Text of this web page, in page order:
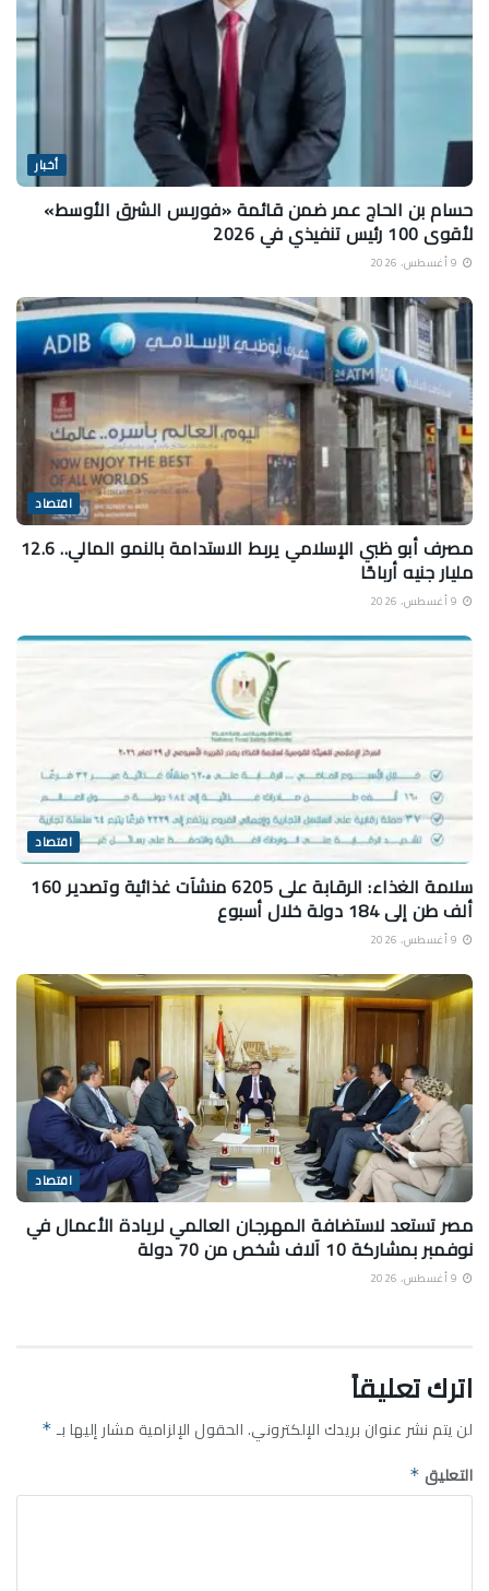
أخبار
حسام بن الحاج عمر ضمن قائمة «فوربس الشرق الأوسط»
لأقوى 100 رئيس تنفيذي في 2026
اقتصاد
مصرف أبو ظبي الإسلامي يربط الاستدامة بالنمو المالي.. 12.6
مليار جنيه أرباحًا
اقتصاد
سلامة الغذاء: الرقابة على 6205 منشآت غذائية وتصدير 160
ألف طن إلى 184 دولة خلال أسبوع
اقتصاد
مصر تستعد لاستضافة المهرجان العالمي لريادة الأعمال في
نوفمبر بمشاركة 10 آلاف شخص من 70 دولة
اترك تعليقاً
لن يتم نشر عنوان بريدك الإلكتروني.الحقول الإلزامية مشار إليها بـ *
التعليق *